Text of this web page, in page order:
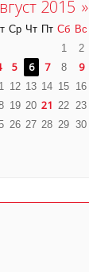
2015 »
Ср Чт Пт Сб Вс
1
2
5 6 7 8 9
12 13 14 15 16
19 20 21 22 23
26 27 28 29 30